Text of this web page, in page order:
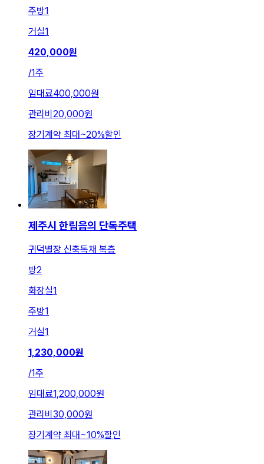
주방1
거실1
420,000원
/1주
임대료400,000원
관리비 20,000원
장기계약 최대~20%할인
제주시 한림읍의 단독주택
귀덕별장 신축독채 복층
방2
화장실1
주방1
거실1
1,230,000원
/1주
임대료1,200,000원
관리비 30,000원
장기계약 최대~10%할인